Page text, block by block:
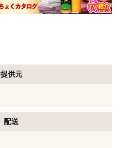
提供元
配送